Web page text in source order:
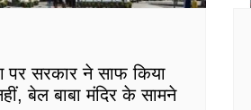
पर सरकार ने साफ किया
बेल बाबा मंदिर के सामने